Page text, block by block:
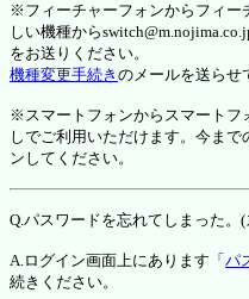
※フィーチャーフォンからフィー
しい機種から
をお送りください。
機種変更手続き のメールを送らせ
※スマートフォンからスマートフ
しでご利用いただけます。今ま
ンしてください。
Q.パスワードを忘れてしまった。
A.ログイン画面上にあります「 パ
続きください。